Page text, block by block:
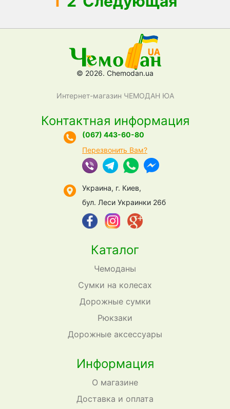
© 2026. Chemodan.ua
Интернет-магазин ЧЕМОДАН ЮА
Каталог
Чемоданы
Сумки на колесах
Дорожные сумки
Рюкзаки
Дорожные аксессуары
Информация
О магазине
Доставка и оплата
Контактная информация
(067) 443-60-80
Перезвонить Вам?
Украина, г. Киев,
бул. Леси Украинки 26б